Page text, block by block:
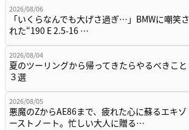
2026/08/06
「いくらなんでも大げさ過ぎ…」BMWに嘲笑さ
れた“190 E 2.5-16 …
2026/08/04
夏のツーリングから帰ってきたらやるべきこと
３選
2026/08/05
悪魔のZからAE86まで、疲れた心に蘇るエキゾ
ーストノート。忙しい大人に贈る…